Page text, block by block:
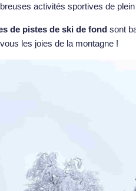
activités sportives de plein
de pistes de ski de fond sont
les joies de la montagne !